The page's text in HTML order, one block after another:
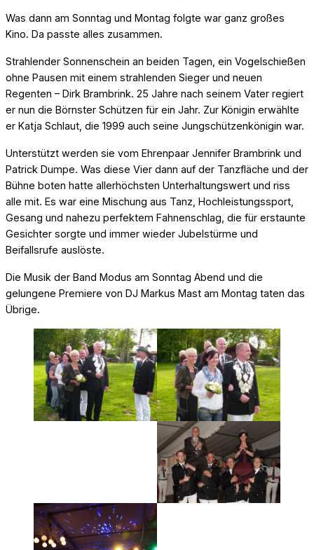
Was dann am Sonntag und Montag folgte war ganz großes
Kino. Da passte alles zusammen.
Strahlender Sonnenschein an beiden Tagen, ein Vogelschießen
ohne Pausen mit einem strahlenden Sieger und neuen
Regenten – Dirk Brambrink. 25 Jahre nach seinem Vater regiert
er nun die Börnster Schützen für ein Jahr. Zur Königin erwählte
er Katja Schlaut, die 1999 auch seine Jungschützenkönigin war.
Unterstützt werden sie vom Ehrenpaar Jennifer Brambrink und
Patrick Dumpe. Was diese Vier dann auf der Tanzfläche und der
Bühne boten hatte allerhöchsten Unterhaltungswert und riss
alle mit. Es war eine Mischung aus Tanz, Hochleistungssport,
Gesang und nahezu perfektem Fahnenschlag, die für erstaunte
Gesichter sorgte und immer wieder Jubelstürme und
Beifallsrufe auslöste.
Die Musik der Band Modus am Sonntag Abend und die
gelungene Premiere von DJ Markus Mast am Montag taten das
Übrige.